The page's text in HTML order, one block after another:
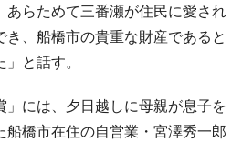
あらためて三番瀬が住民に愛され
、船橋市の貴重な財産であると
と話す。
には、夕日越しに母親が息子を
船橋市在住の自営業・宮澤秀一郎